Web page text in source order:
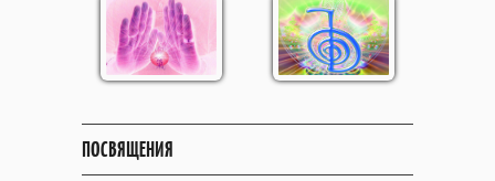
ПОСВЯЩЕНИЯ